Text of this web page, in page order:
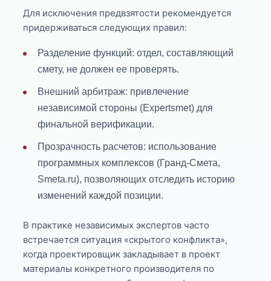
Для исключения предвзятости рекомендуется
придерживаться следующих правил:
Разделение функций: отдел, составляющий
смету, не должен ее проверять.
Внешний арбитраж: привлечение
независимой стороны (Expertsmet) для
финальной верификации.
Прозрачность расчетов: использование
программных комплексов (Гранд-Смета,
Smeta.ru), позволяющих отследить историю
изменений каждой позиции.
В практике независимых экспертов часто
встречается ситуация «скрытого конфликта»,
когда проектировщик закладывает в проект
материалы конкретного производителя по